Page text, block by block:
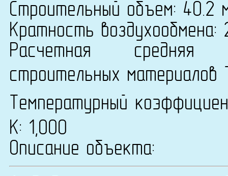
Строительный объем: 40.2
Кратность
Расчетная средняя
строительных материалов
Температурный
К: 1,000
Описание объекта: